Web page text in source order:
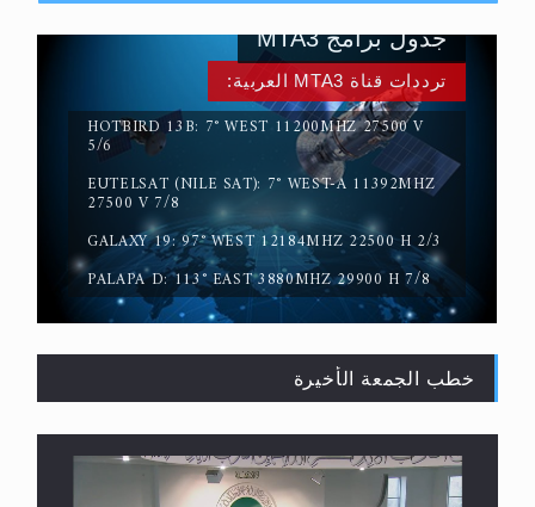
حقيقة المسيح الدجال
القرآن قاضٍ وحكمٌ على السنة ومهيمنٌ عليها.. ليس
ترددات قناة MTA3 العربية:
HOTBIRD 13B: 7° WEST 11200MHZ 27500 V
5/6
EUTELSAT (NILE SAT): 7° WEST-A 11392MHZ
27500 V 7/8
GALAXY 19: 97° WEST 12184MHZ 22500 H 2/3
PALAPA D: 113° EAST 3880MHZ 29900 H 7/8
جدول برامج MTA3
خطب الجمعة الأخيرة